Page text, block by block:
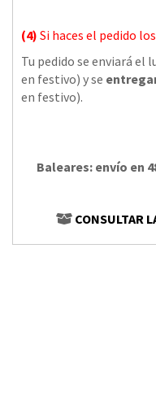
(4) Si haces el pedido los
Tu pedido se enviará el
en festivo) y se
en festivo).
Baleares: envío en
CONSULTAR